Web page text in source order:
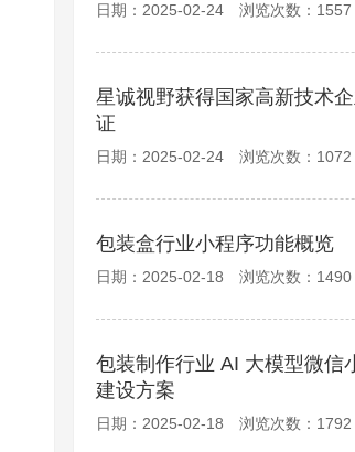
日期：2025-02-24 浏览次数：1557
星诚视野获得国家高新技术
证
日期：2025-02-24 浏览次数：1072
包装盒行业小程序功能概览
日期：2025-02-18 浏览次数：1490
包装制作行业 AI 大模型微信
建设方案
日期：2025-02-18 浏览次数：1792